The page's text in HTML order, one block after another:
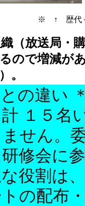
※ ↑ 歴代＜
（放送局・
ので増減が
。
の違い
１５名
せん。
修会に
役割は
の配布